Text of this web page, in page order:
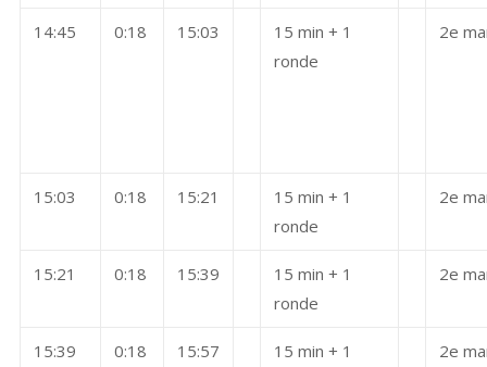
14:45 0:18 15:03
15 min + 1
ronde
2e
15:03 0:18 15:21
15 min + 1
ronde
2e
15:21 0:18 15:39
15 min + 1
ronde
2e
15:39 0:18 15:57
15 min + 1
2e